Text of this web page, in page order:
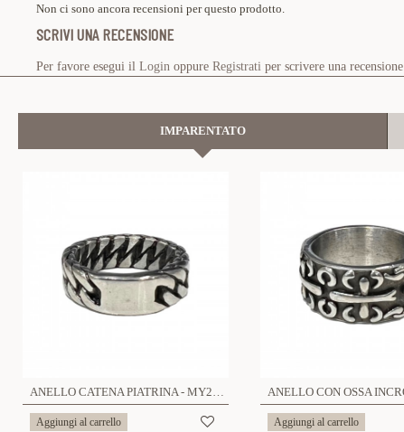
Non ci sono ancora recensioni per questo prodotto.
SCRIVI UNA RECENSIONE
Per favore esegui il Login oppure Registrati per scrivere una recensione
IMPARENTATO
ANELLO CATENA PIATRINA - MY2252D857
Aggiungi al carrello Aggiungi al carrello